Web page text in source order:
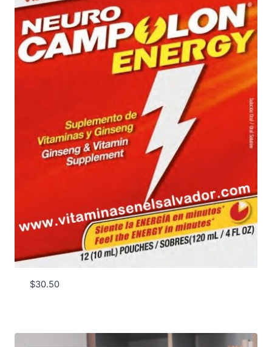
$30.50